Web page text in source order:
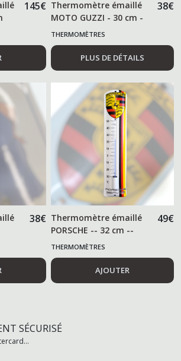
145€ Thermomètre émaillé
MOTO GUZZI - 30 cm -
38€
THERMOMÈTRES
PLUS DE DÉTAILS
38€ Thermomètre émaillé
PORSCHE -- 32 cm --
49€
THERMOMÈTRES
AJOUTER
SÉCURISÉ